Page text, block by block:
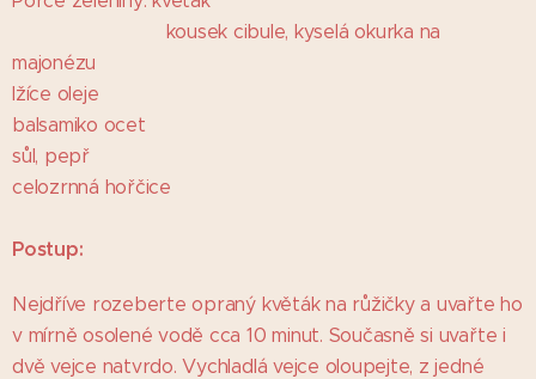
kousek cibule, kyselá okurka na
majonézu
lžíce oleje
balsamiko ocet
sůl, pepř
celozrnná hořčice
Postup:
Nejdříve rozeberte opraný květák na růžičky a uvařte ho
v mírně osolené vodě cca 10 minut. Současně si uvařte i
dvě vejce natvrdo. Vychladlá vejce oloupejte, z jedné